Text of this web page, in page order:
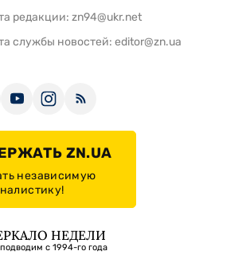
редакции: zn94@ukr.net
службы новостей: editor@zn.ua
ZN.UA
независимую
НЕДЕЛИ
с 1994-го года